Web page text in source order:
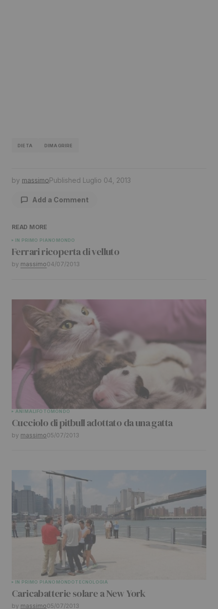
DIETA DIMAGRIRE
by massimoPublished Luglio 04, 2013
Add a Comment
Il tuo indirizzo email non sarà pubblicato.
campi obbligatori sono contrassegnati
Your E-mail*
Submit Comment
READ MORE
IN PRIMO PIANO MONDO
Ferrari ricoperta di velluto
by massimo04/07/2013
ANIMALIFOTOMONDO
Cucciolo di pitbull adottato da una gatta
by massimo05/07/2013
IN PRIMO PIANO MONDOTECNOLOGIA
Caricabatterie solare a New York
by massimo05/07/2013